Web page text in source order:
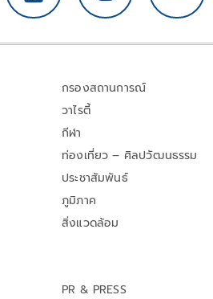
กรองสถานการณ์
วาไรตี้
กีฬา
ท่องเที่ยว – ศิลปวัฒนธรรม
ประชาสัมพันธ์
ภูมิภาค
สิ่งแวดล้อม
PR & PRESS